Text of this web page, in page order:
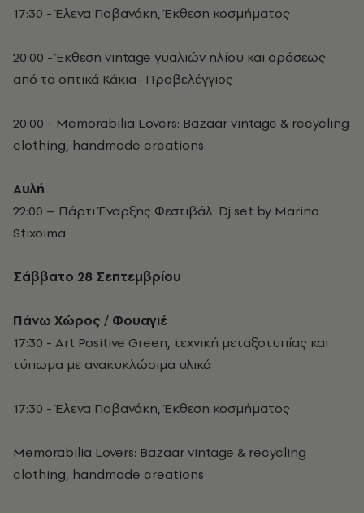
17:30 - Έλενα Γιοβανάκη, Έκθεση κοσμήματος
20:00 - Έκθεση vintage γυαλιών ηλίου και οράσεως
από τα οπτικά Κάκια- Προβελέγγιος
20:00 - Memorabilia Lovers: Bazaar vintage & recycling
clothing, handmade creations
Αυλή
22:00 – Πάρτι Έναρξης Φεστιβάλ: Dj set by Marina
Stixoima
Σάββατο 28 Σεπτεμβρίου
Πάνω Χώρος / Φουαγιέ
17:30 - Art Positive Green, τεχνική μεταξοτυπίας και
τύπωμα με ανακυκλώσιμα υλικά
17:30 - Έλενα Γιοβανάκη, Έκθεση κοσμήματος
Memorabilia Lovers: Bazaar vintage & recycling
clothing, handmade creations